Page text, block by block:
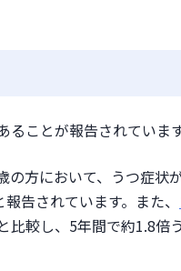
ことが報告されています
の方において、うつ症状
告されています。また、
比較し、5年間で約1.8